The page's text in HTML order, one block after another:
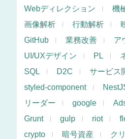
Webディレクション
機
画像解析
行動解析
GitHub
業務改善 ア
UI/UXデザイン
PL
SQL
D2C サービス
styled-component
リーダー
google
Grunt
gulp riot
crypto
暗号資産 ク